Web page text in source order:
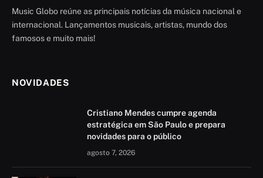
Music Globo reúne as principais notícias da música nacional e
internacional. Lançamentos musicais, artistas, mundo dos
famosos e muito mais!
NOVIDADES
Cristiano Mendes cumpre agenda
estratégica em São Paulo e prepara
novidades para o público
agosto 7, 2026